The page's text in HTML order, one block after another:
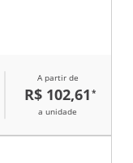
conta ainda com
A partir de
R$ 102,61 *
a unidade